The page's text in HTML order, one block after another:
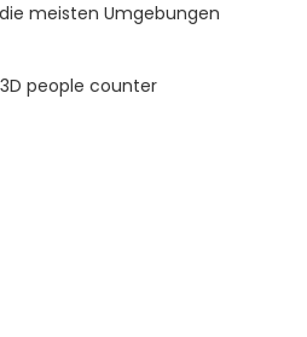
meisten Umgebungen